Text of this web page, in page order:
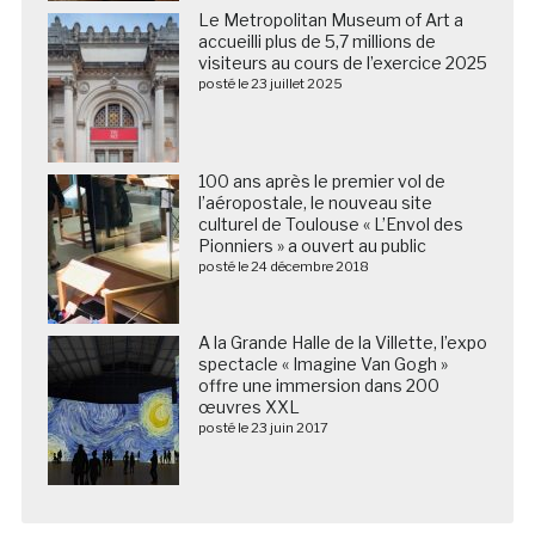
Le Metropolitan Museum of Art a
accueilli plus de 5,7 millions de
visiteurs au cours de l’exercice 2025
posté le 23 juillet 2025
100 ans après le premier vol de
l’aéropostale, le nouveau site
culturel de Toulouse « L’Envol des
Pionniers » a ouvert au public
posté le 24 décembre 2018
A la Grande Halle de la Villette, l’expo
spectacle « Imagine Van Gogh »
offre une immersion dans 200
œuvres XXL
posté le 23 juin 2017